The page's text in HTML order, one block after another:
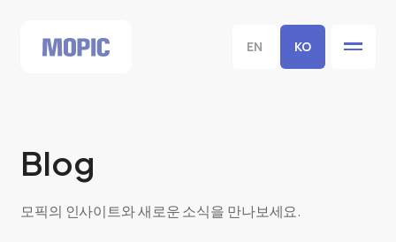
EN KO
Blog
모픽의 인사이트와 새로운 소식을 만나보세요.